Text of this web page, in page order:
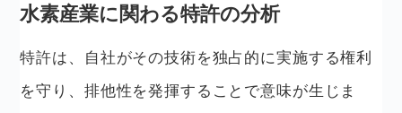
水素産業に関わる特許の分析
特許は、自社がその技術を独占的に実施する権利
を守り、排他性を発揮することで意味が生じま